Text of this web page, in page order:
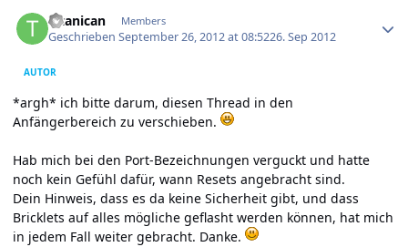
Titanican Members
GeschriebenSeptember 26, 2012 at 08:5226. Sep 2012
AUTOR
*argh* ich bitte darum, diesen Thread in den
Anfängerbereich zu verschieben.
Hab mich bei den Port-Bezeichnungen verguckt und hatte
noch kein Gefühl dafür, wann Resets angebracht sind.
Dein Hinweis, dass es da keine Sicherheit gibt, und dass
Bricklets auf alles mögliche geflasht werden können, hat mich
in jedem Fall weiter gebracht. Danke.